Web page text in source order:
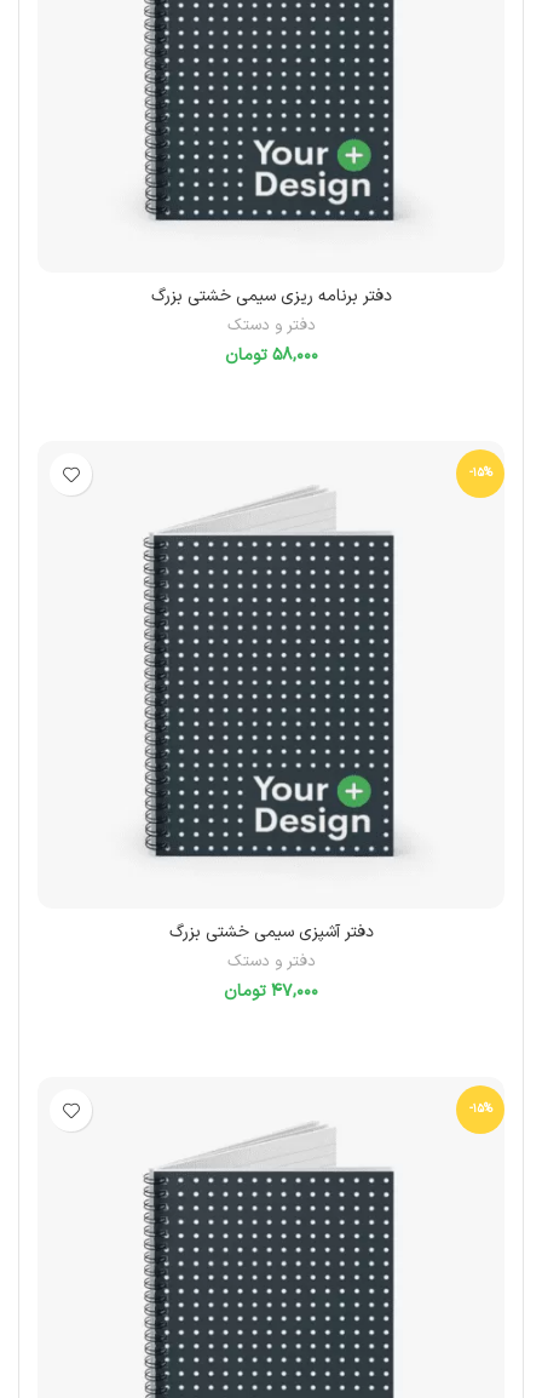
دفتر برنامه ریزی سیمی خشتی بزرگ
دفتر و دستک
تومان
-15%
دفتر آشپزی سیمی خشتی بزرگ
دفتر و دستک
تومان
-15%